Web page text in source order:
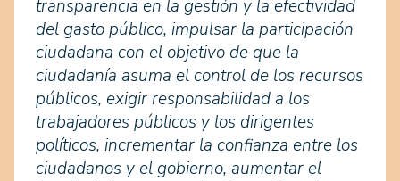
transparencia en la gestión y la efectividad
del gasto público, impulsar la participación
ciudadana con el objetivo de que la
ciudadanía asuma el control de los recursos
públicos, exigir responsabilidad a los
trabajadores públicos y los dirigentes
políticos, incrementar la confianza entre los
ciudadanos y el gobierno, aumentar el